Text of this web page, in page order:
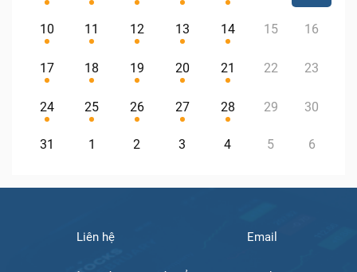
10 11 12 13 14 15 16
17 18 19 20 21 22 23
24 25 26 27 28 29 30
31 1 2 3 4 5 6
Liên hệ Email